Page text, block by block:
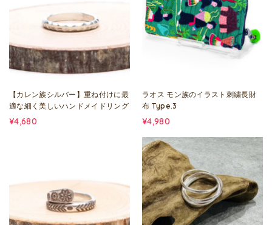
【カレン族シルバー】重ね付けに最
適な細く美しいハンドメイドリング
¥4,680
ラオス モン族のイラスト刺繍長財
布 Type.3
¥4,980